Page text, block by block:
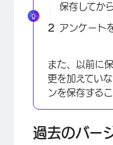
保存してか
アンケート
また、以前に
更を加えてい
ンを保存する
過去のバー